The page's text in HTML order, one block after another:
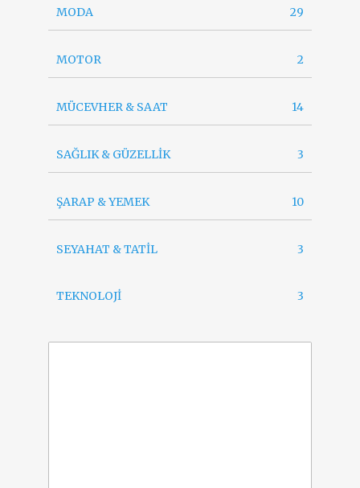
MODA 29
MOTOR 2
MÜCEVHER & SAAT 14
SAĞLIK & GÜZELLİK 3
ŞARAP & YEMEK 10
SEYAHAT & TATİL 3
TEKNOLOJİ 3